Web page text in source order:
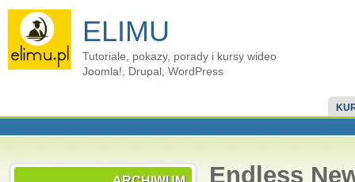
ELIMU
Tutoriale, pokazy, porady i kursy wideo
Joomla!, Drupal, WordPress
Endless